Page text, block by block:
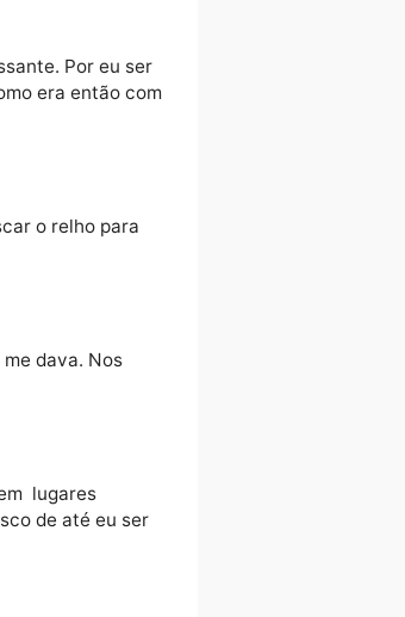
havia qualquer dúvida
avô levantar a mão para
interessante. Por eu ser